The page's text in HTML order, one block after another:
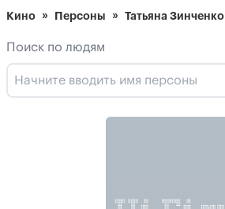
Кино Персоны Татьяна Зинченко
Поиск по людям